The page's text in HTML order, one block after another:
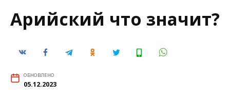
Арийский что значит?
ОБНОВЛЕНО
05.12.2023